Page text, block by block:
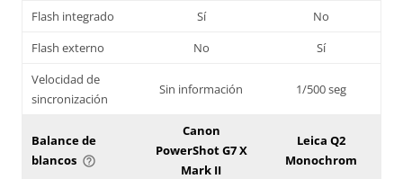
Flash integrado Sí
No
Flash externo
No
Sí
Velocidad de
sincronización
Sin información 1/500 seg
Balance de
blancos help_outline
Canon
PowerShot G7 X
Mark II
Leica Q2
Monochrom